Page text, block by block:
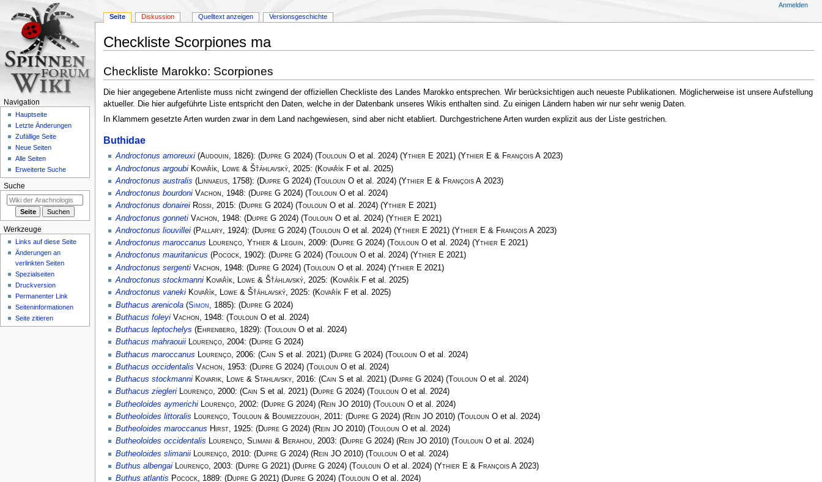
Checkliste Scorpiones ma
Navigation
springen
Suche
springen
Checkliste Marokko: Scorpiones
Die hier angegebene Artenliste muss nicht zwingend der offiziellen Checkliste des Landes Marokko entsprechen. Wir berücksichtigen auch neueste Publikationen. Möglicherweise ist unsere Aufstellung
aktueller. Die hier aufgeführte Liste entspricht den Daten, welche in der Datenbank unseres Wikis enthalten sind. Zu einigen Ländern haben wir nur sehr wenig Daten.
In Klammern gesetzte Arten wurden zwar in dem Land nachgewiesen, sind aber nicht etabliert. Durchgestrichene Arten wurden explizit aus der Liste gestrichen.
Buthidae
Androctonus amoreuxi(Audouin, 1826): (Dupre G2024) (Touloun Oet al. 2024) (Ythier E2021) (Ythier E & François A2023)
Androctonus argoubi Kovařík, Lowe & Šťáhlavský, 2025: (Kovařík Fet al. 2025)
Androctonus australis (Linnaeus, 1758): (Dupre G2024) (Touloun Oet al. 2024) (Ythier E & François A2023)
Androctonus bourdoni Vachon, 1948: (Dupre G2024) (Touloun Oet al. 2024)
Androctonus donairei Rossi, 2015: (Dupre G2024) (Touloun Oet al. 2024) (Ythier E2021)
Androctonus gonneti Vachon , 1948: (Dupre G2024) (Touloun Oet al. 2024) (Ythier E 2021)
Androctonus liouvillei(Pallary, 1924): (Dupre G2024) (Touloun Oet al. 2024) (Ythier E2021) (Ythier E & François A2023)
Androctonus maroccanus Lourenço, Ythier & Leguin, 2009: (Dupre G2024) (Touloun Oet al. 2024) (Ythier E2021)
Androctonus mauritanicus (Pocock, 1902): (Dupre G2024) (Touloun Oet al. 2024) (Ythier E2021)
Androctonus sergenti Vachon , 1948: (Dupre G2024) (Touloun Oet al. 2024) (Ythier E 2021)
Androctonus stockmanni Kovařík, Lowe & Šťáhlavský, 2025: (Kovařík Fet al. 2025)
Androctonus vaneki Kovařík, Lowe & Šťáhlavský, 2025: (Kovařík Fet al. 2025)
Buthacus arenicola(Simon , 1885): (Dupre G2024)
Buthacus foleyi Vachon, 1948: (Touloun Oet al. 2024)
Buthacus leptochelys (Ehrenberg, 1829): (Touloun Oet al. 2024)
Buthacus mahraouii Lourenço, 2004: (Dupre G2024)
Buthacus maroccanus
Lourenço, 2006: (Cain S et al. 2021) (Dupre G2024) (Touloun Oet al. 2024)
Buthacus occidentalis Vachon, 1953: (Dupre G2024) (Touloun Oet al. 2024)
Buthacus stockmanni Kovarik, Lowe & Stahlavsky, 2016: (Cain S et al. 2021) (Dupre G2024) (Touloun Oet al. 2024)
Buthacus ziegleri Lourenço, 2000: (Cain S et al. 2021) (Dupre G2024) (Touloun Oet al. 2024)
Butheoloides aymerichi
Lourenço, 2002: (Dupre G2024) (Rein JO2010) (Touloun Oet al. 2024)
Butheoloides littoralis Lourenço, Touloun & Boumezzough, 2011: (Dupre G2024) (Rein JO2010) (Touloun Oet al. 2024)
Butheoloides maroccanus Hirst, 1925: (Dupre G2024) (Rein JO2010) (Touloun Oet al. 2024)
Butheoloides occidentalis Lourenço, Slimani & Berahou, 2003: (Dupre G2024) (Rein JO2010) (Touloun Oet al. 2024)
Butheoloides slimanii
Lourenço, 2010: (Dupre G2024) (Rein JO2010) (Touloun Oet al. 2024)
Buthus albengai Lourenço, 2003: (Dupre G2021) (Dupre G2024) (Touloun Oet al. 2024) (Ythier E & François A2023)
Buthus atlantis Pocock, 1889: (Dupre G2021) (Dupre G2024) (Touloun Oet al. 2024)
Seite Diskussion Quelltext anzeigen Versionsgeschichte
Anmelden
Navigation
Hauptseite
Letzte Änderungen
Zufällige Seite
Neue Seiten
Alle Seiten
Erweiterte Suche
Suche
Werkzeuge
Links auf diese Seite
Änderungen an
verlinkten Seiten
Spezialseiten
Druckversion
Permanenter Link
Seiten­­informationen
Seite zitieren